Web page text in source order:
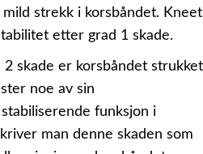
strekk i korsbåndet. Kneet
etter grad 1 skade.
2 skade er korsbåndet strukket
noe av sin
funksjon i
man denne skaden som